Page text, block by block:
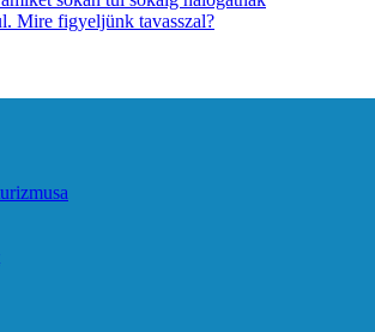
Mire figyeljünk tavasszal?